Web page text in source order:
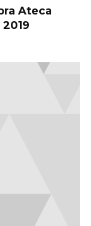
Ateca